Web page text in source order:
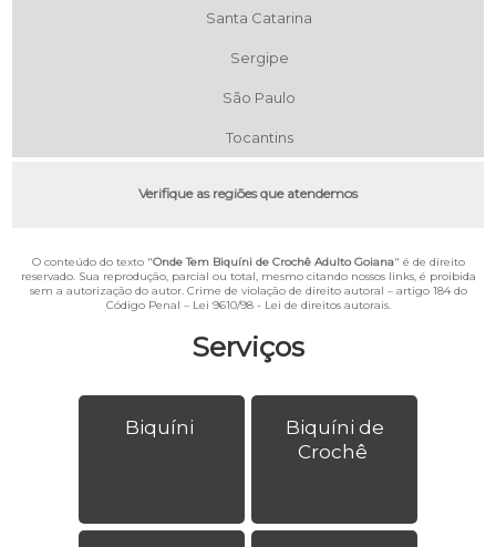
Serviços
Biquíni
Biquíni de
Crochê
Santa Catarina
Sergipe
São Paulo
Tocantins
Verifique as regiões que atendemos
O conteúdo do texto "Onde Tem Biquíni de Crochê Adulto Goiana" é de direito
reservado. Sua reprodução, parcial ou total, mesmo citando nossos links, é proibida
sem a autorização do autor. Crime de violação de direito autoral – artigo 184 do
Código Penal – Lei 9610/98 - Lei de direitos autorais.